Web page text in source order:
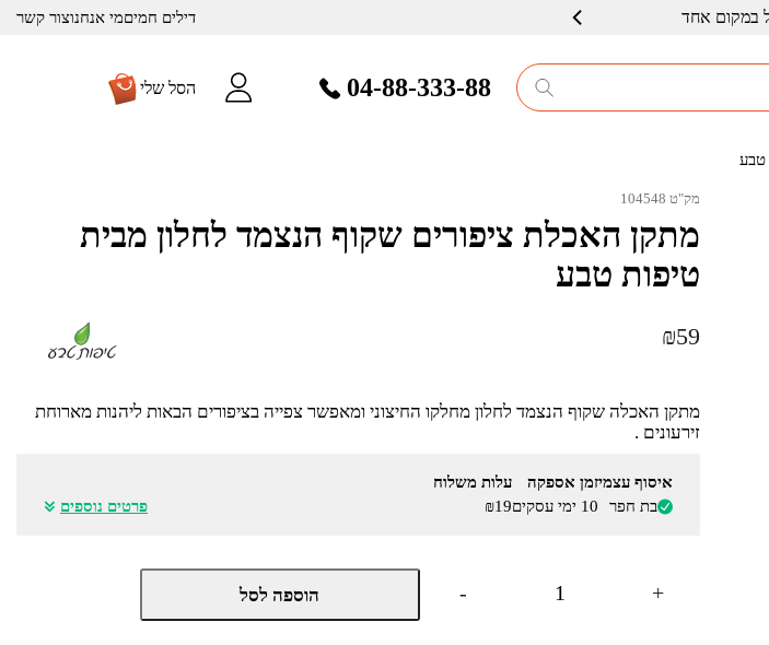
דילים חמיםמי אנחנוצור קשר במקום אחד
ברמה גבוה
04-88-333-88 הסל שלי
טבע
מק"ט 104548
מתקן האכלת ציפורים שקוף הנצמד לחלון מבית
טיפות טבע
₪59
מתקן האכלה שקוף הנצמד לחלון מחלקו החיצוני ומאפשר צפייה בציפורים הבאות ליהנות מארוחת
זירעונים .
איסוף עצמי
בת חפר
זמן אספקה
10 ימי עסקים
עלות משלוח
₪19
פרטים נוספים
-
כמות
מתקן
+ הוספה לסל